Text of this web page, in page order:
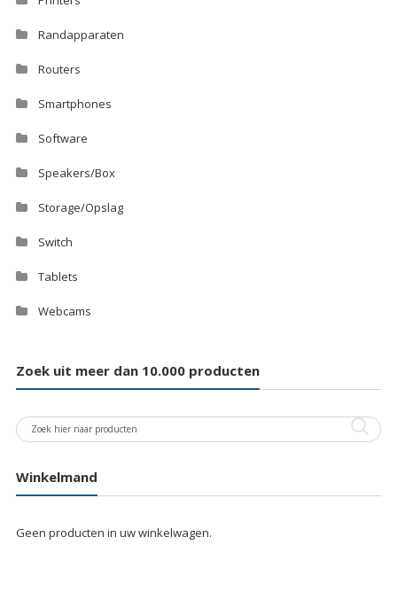
Randapparaten
Routers
Smartphones
Software
Speakers/Box
Storage/Opslag
Switch
Tablets
Webcams
Zoek uit meer dan 10.000 producten
Winkelmand
Geen producten in uw winkelwagen.